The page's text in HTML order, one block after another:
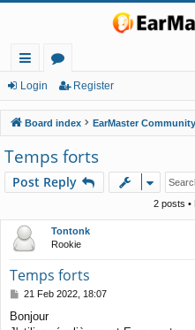
ui
ck
lin
ks
or
u
m
s
Login Register
Board index EarMaster Community
Temps forts
Post Reply
2 posts •
Tontonk
Rookie
Temps forts
P
s
21 Feb 2022, 18:07
Bonjour